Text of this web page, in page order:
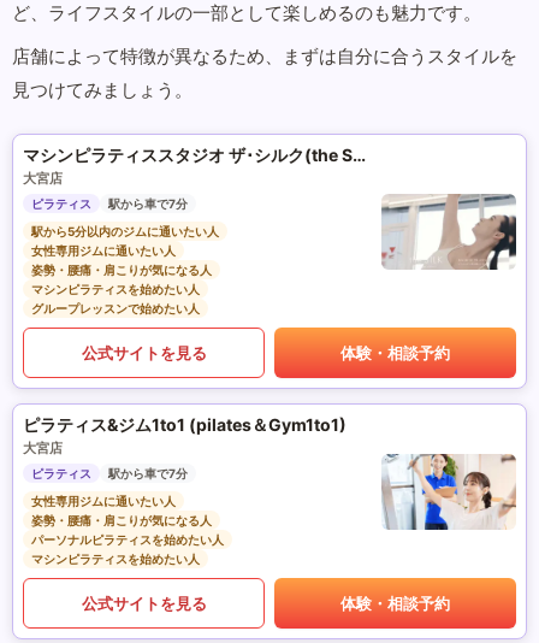
ど、ライフスタイルの一部として楽しめるのも魅力です。
店舗によって特徴が異なるため、まずは自分に合うスタイルを
見つけてみましょう。
マシンピラティススタジオ ザ･シルク(the SILK)
大宮店
ピラティス
駅から車で7分
駅から5分以内のジムに通いたい人
女性専用ジムに通いたい人
姿勢・腰痛・肩こりが気になる人
マシンピラティスを始めたい人
グループレッスンで始めたい人
公式サイトを見る 体験・相談予約
ピラティス&ジム1to1 (pilates＆Gym1to1)
大宮店
ピラティス
駅から車で7分
女性専用ジムに通いたい人
姿勢・腰痛・肩こりが気になる人
パーソナルピラティスを始めたい人
マシンピラティスを始めたい人
公式サイトを見る 体験・相談予約